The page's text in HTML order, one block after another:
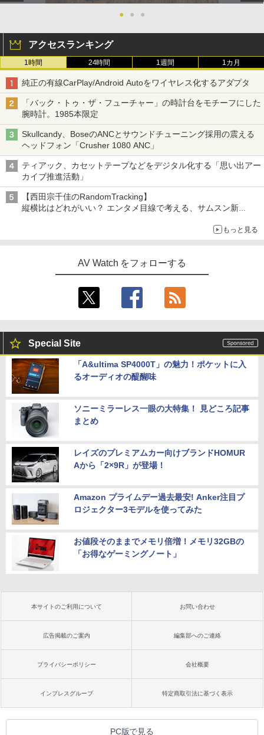
● ● ●
アクセスランキング
1時間 24時間 1週間 1カ月
純正の有線CarPlay/Android Autoをワイヤレス化するアダプタ
「バック・トゥ・ザ・フューチャー」の時計台をモチーフにした
腕時計。1985本限定
Skullcandy、BoseのANCとサウンドチューニング採用の震える
ヘッドフォン「Crusher 1080 ANC」
ティアック、カセットテープなどをデジタル化する「思い出アー
カイブ推進活動」
【西田宗千佳のRandomTracking】
縦横比はどれがいい？ エンタメ目線で考える、サムスン新
もっと見る
AV Watch をフォローする
Special Site
「A&ultima SP4000T」の魅力！ポケットに入
るオーディオの醍醐味
ソニーミラーレス一眼の大特集！ 見どころ記事
まとめ
レイズのプレミアムカー向けブランドHOMUR
Aから「2×9R」が登場！
Amazon プライムデー過去最安! Anker注目プ
ロジェクター3モデルを使ってみた
お値段そのままでメモリ倍増！メモリ32GBの
「お得なゲーミングノート」
本サイトのご利用について お問い合わせ
広告掲載のご案内 編集部へのご連絡
プライバシーポリシー 会社概要
インプレスグループ 特定商取引法に基づく表示
PC版で見る